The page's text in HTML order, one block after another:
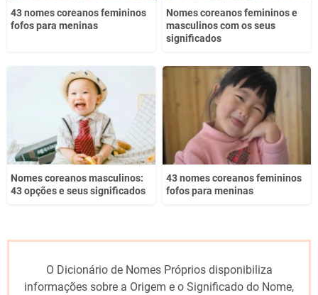
43 nomes coreanos femininos
fofos para meninas
Nomes coreanos femininos e
masculinos com os seus
significados
Nomes coreanos masculinos:
43 opções e seus significados
43 nomes coreanos femininos
fofos para meninas
O Dicionário de Nomes Próprios disponibiliza
informações sobre a Origem e o Significado do Nome,